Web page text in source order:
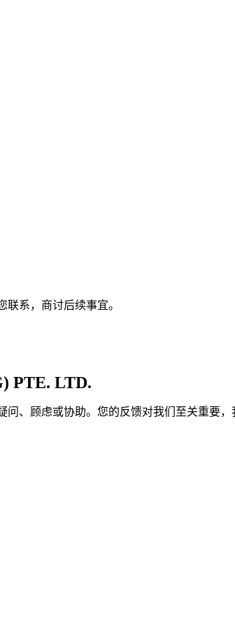
系，商讨后续事宜。
PTE. LTD.
、顾虑或协助。您的反馈对我们至关重要